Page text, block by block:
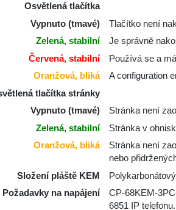
Osvětlená tlačítka
Vypnuto (tmavé)
Tlačítko není
Zelená, stabilní
Je správně
Červená, stabilní
Používá se a
Oranžová, bliká
A configuration
tlačítka stránky
Vypnuto (tmavé)
Stránka není
Zelená, stabilní
Stránka v
Oranžová, bliká
Stránka není
nebo
Složení pláště KEM
Požadavky na napájení
CP-68KEM-
6851 IP